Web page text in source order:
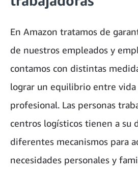
En Amazon tratamos de
de nuestros empleados y
contamos con distintas
lograr un equilibrio entre vida
profesional. Las personas
centros logísticos tienen a su
diferentes mecanismos para
necesidades personales y